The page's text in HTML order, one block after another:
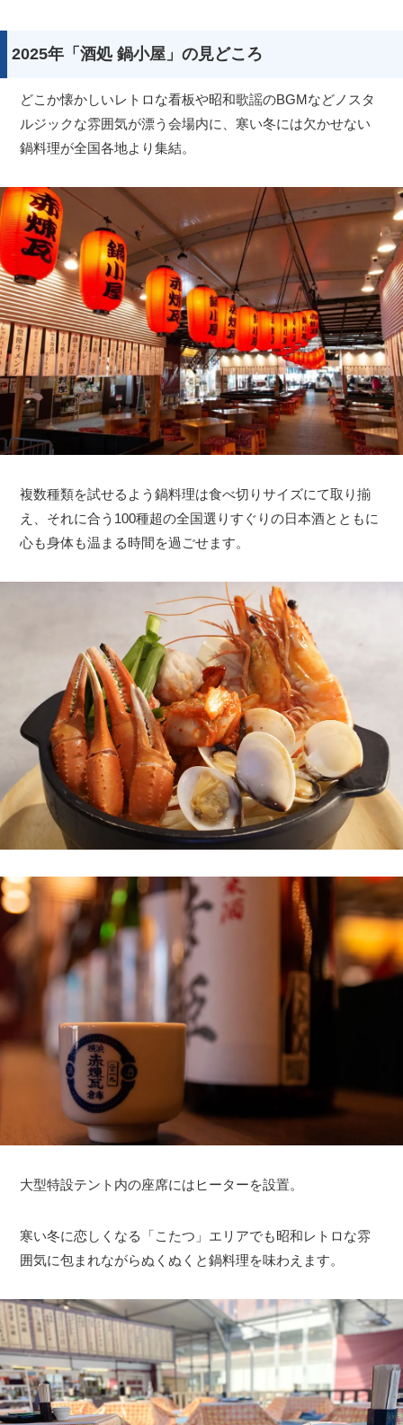
2025年「酒処 鍋小屋」の見どころ
どこか懐かしいレトロな看板や昭和歌謡のBGMなどノスタ
ルジックな雰囲気が漂う会場内に、寒い冬には欠かせない
鍋料理が全国各地より集結。
複数種類を試せるよう鍋料理は食べ切りサイズにて取り揃
え、それに合う100種超の全国選りすぐりの日本酒とともに
心も身体も温まる時間を過ごせます。
大型特設テント内の座席にはヒーターを設置。
寒い冬に恋しくなる「こたつ」エリアでも昭和レトロな雰
囲気に包まれながらぬくぬくと鍋料理を味わえます。